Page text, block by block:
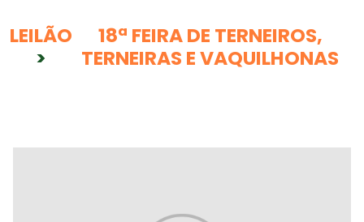
LEILÃO
>
18ª FEIRA DE TERNEIROS,
TERNEIRAS E VAQUILHONAS